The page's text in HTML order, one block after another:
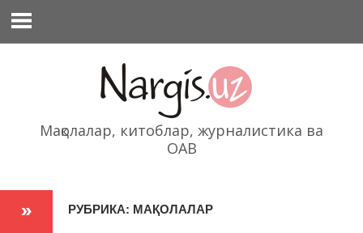
содержимому
Мақолалар, китоблар, журналистика ва
ОАВ
РУБРИКА: МАҚОЛАЛАР